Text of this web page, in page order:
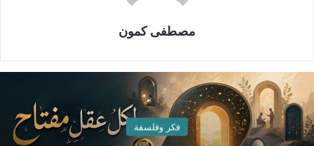
مصطفى كمون
فكر وفلسفة